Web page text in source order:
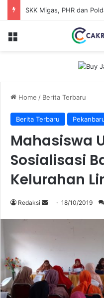
Menu
Home / Berita Terbaru
Berita Terbaru
Mahasiswa
Sosialisasi
Kelurahan
Redaksi
Send18/10/2019